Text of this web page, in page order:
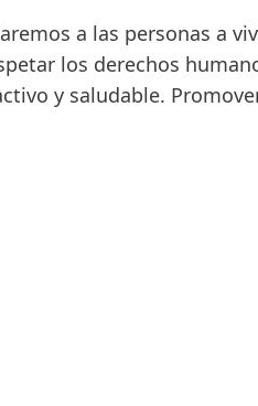
a las personas a
los derechos
y saludable.